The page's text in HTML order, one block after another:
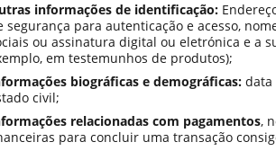
informações de identificação:
segurança para autenticação e acesso,
ou assinatura digital ou eletrónica e a
em testemunhos de produtos);
biográficas e demográficas: data
civil;
relacionadas com pagamentos,
para concluir uma transação